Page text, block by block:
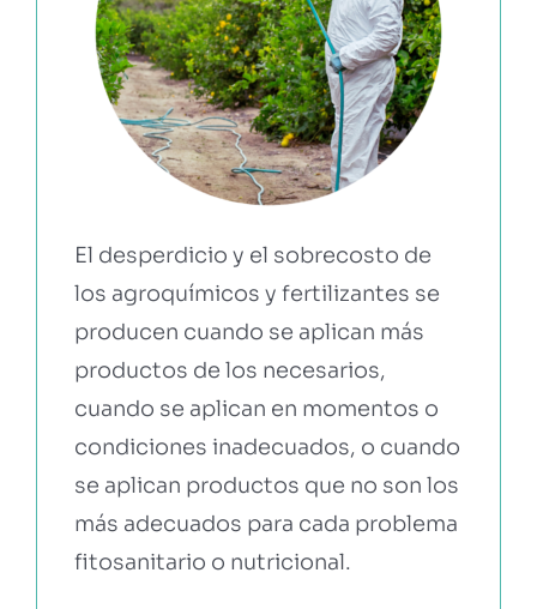
El desperdicio y el sobrecosto de
los agroquímicos y fertilizantes se
producen cuando se aplican más
productos de los necesarios,
cuando se aplican en momentos o
condiciones inadecuados, o cuando
se aplican productos que no son los
más adecuados para cada problema
fitosanitario o nutricional.